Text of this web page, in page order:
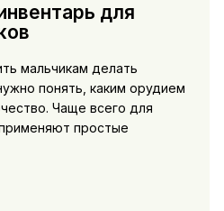
для
мальчикам делать
понять, каким орудием
Чаще всего для
простые